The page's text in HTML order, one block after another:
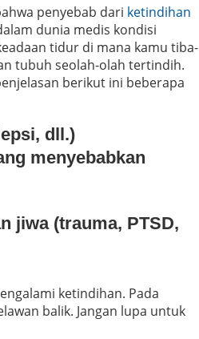
penyebab dari ketindihan
dunia medis kondisi
tidur di mana kamu tiba-
tubuh seolah-olah tertindih.
berikut ini beberapa
dll.)
menyebabkan
jiwa (trauma, PTSD,
ketindihan. Pada
balik. Jangan lupa untuk